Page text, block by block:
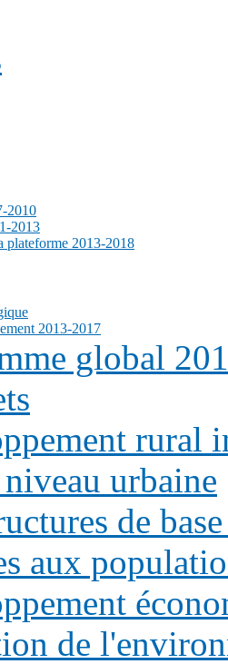
2010
2013
plateforme 2013-2018
2013-2017
global
rural
urbaine
de
aux
de